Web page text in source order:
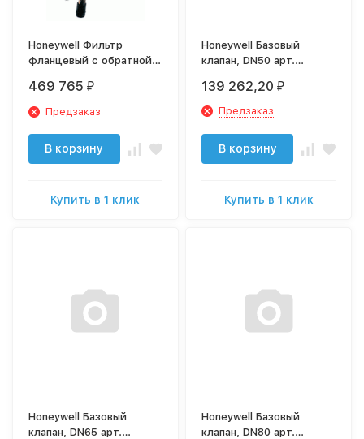
Honeywell Фильтр
фланцевый с обратной
20 мкм, арт. F76S-65FB
469 765 ₽
Предзаказ
В корзину
Купить в 1 клик
Honeywell Базовый
клапан, DN50 арт.
139 262,20 ₽
Предзаказ
В корзину
Купить в 1 клик
Honeywell Базовый
клапан, DN65 арт.
Honeywell Базовый
клапан, DN80 арт.